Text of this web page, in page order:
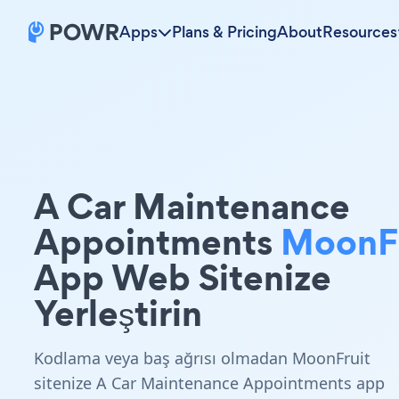
Apps Plans & PricingAboutResources
A Car Maintenance
Appointments
App Web Sitenize
Yerleştirin
Kodlama veya baş ağrısı olmadan MoonFruit
sitenize A Car Maintenance Appointments app